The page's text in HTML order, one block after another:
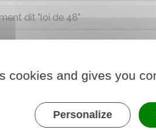
dit "loi de 48"
cookies and gives you
Personalize